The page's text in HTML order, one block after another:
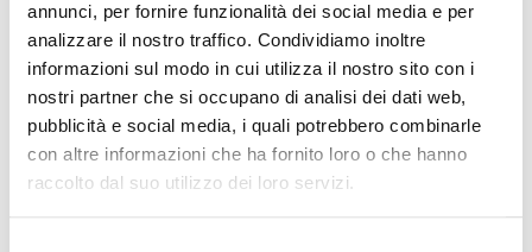
annunci, per fornire funzionalità dei social media e per
analizzare il nostro traffico. Condividiamo inoltre
informazioni sul modo in cui utilizza il nostro sito con i
nostri partner che si occupano di analisi dei dati web,
pubblicità e social media, i quali potrebbero combinarle
con altre informazioni che ha fornito loro o che hanno
raccolto dal suo utilizzo dei loro servizi.
Pubblicità